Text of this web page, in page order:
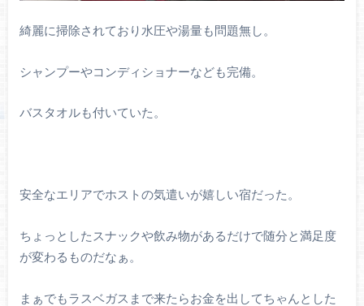
綺麗に掃除されており水圧や湯量も問題無し。
シャンプーやコンディショナーなども完備。
バスタオルも付いていた。
安全なエリアでホストの気遣いが嬉しい宿だった。
ちょっとしたスナックや飲み物があるだけで随分と満足度
が変わるものだなぁ。
まぁでもラスベガスまで来たらお金を出してちゃんとした